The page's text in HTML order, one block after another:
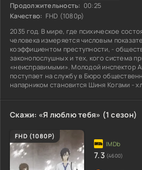
Продолжительность: 00:25
Качество: FHD (1080p)
2035 год. В мире, где психическое
человека измеряется числовым
коэффициентом преступности, -
законопослушных и тех, кого система
«неисправимыми». Молодой инспектор
поступает на службу в Бюро
напарником становится Шиня Когами -
Скажи: «Я люблю тебя» (1 сезон)
FHD (1080P)
7.3 (4600)
100 1 2 3 4